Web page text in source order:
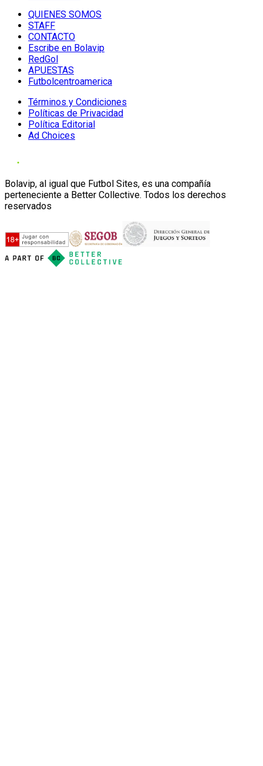
QUIENES SOMOS
STAFF
CONTACTO
Escribe en Bolavip
RedGol
APUESTAS
Futbolcentroamerica
Términos y Condiciones
Políticas de Privacidad
Política Editorial
Ad Choices
Bolavip, al igual que Futbol Sites, es una compañía
perteneciente a Better Collective. Todos los derechos
reservados